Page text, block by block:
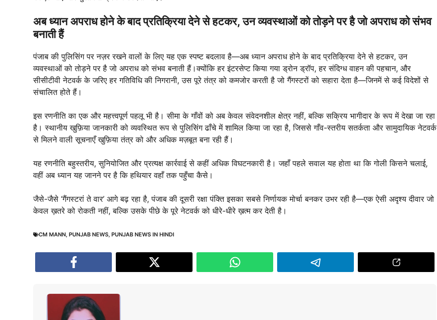
अब ध्यान अपराध होने के बाद प्रतिक्रिया देने से हटकर, उन व्यवस्थाओं को तोड़ने पर है जो अपराध को संभव
बनाती हैं
पंजाब की पुलिसिंग पर नज़र रखने वालों के लिए यह एक स्पष्ट बदलाव है—अब ध्यान अपराध होने के बाद प्रतिक्रिया देने से हटकर, उन
व्यवस्थाओं को तोड़ने पर है जो अपराध को संभव बनाती हैं।क्योंकि हर इंटरसेप्ट किया गया ड्रोन ड्रॉप, हर संदिग्ध वाहन की पहचान, और
सीसीटीवी नेटवर्क के जरिए हर गतिविधि की निगरानी, उस पूरे तंत्र को कमजोर करती है जो गैंगस्टरों को सहारा देता है—जिनमें से कई विदेशों से
संचालित होते हैं।
इस रणनीति का एक और महत्त्वपूर्ण पहलू भी है। सीमा के गाँवों को अब केवल संवेदनशील क्षेत्र नहीं, बल्कि सक्रिय भागीदार के रूप में देखा जा रहा
है। स्थानीय खुफ़िया जानकारी को व्यवस्थित रूप से पुलिसिंग ढाँचे में शामिल किया जा रहा है, जिससे गाँव-स्तरीय सतर्कता और सामुदायिक नेटवर्क
से मिलने वाली सूचनाएँ खुफ़िया तंत्र को और अधिक मज़बूत बना रही हैं।
यह रणनीति बहुस्तरीय, सुनियोजित और प्रत्यक्ष कार्रवाई से कहीं अधिक विघटनकारी है। जहाँ पहले सवाल यह होता था कि गोली किसने चलाई,
वहीं अब ध्यान यह जानने पर है कि हथियार वहाँ तक पहुँचा कैसे।
जैसे-जैसे ‘गैंगस्टरां ते वार’ आगे बढ़ रहा है, पंजाब की दूसरी रक्षा पंक्ति इसका सबसे निर्णायक मोर्चा बनकर उभर रही है—एक ऐसी अदृश्य दीवार जो
केवल ख़तरे को रोकती नहीं, बल्कि उसके पीछे के पूरे नेटवर्क को धीरे-धीरे ख़त्म कर देती है।
CM MANN, PUNJAB NEWS, PUNJAB NEWS IN HINDI